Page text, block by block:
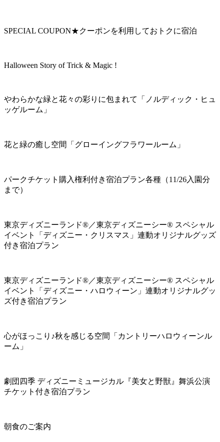
SPECIAL COUPON★クーポンを利用しておトクに宿泊
Halloween Story of Trick & Magic !
やわらかな緑と花々の彩りに包まれて「ノルディック・ヒュ
ッゲルーム」
花と緑の癒し空間「グローイングフラワールーム」
パークチケット購入権利付き宿泊プラン各種（11/26入園分
まで）
東京ディズニーランド®／東京ディズニーシー® スペシャル
イベント「ディズニー・クリスマス」連動オリジナルグッズ
付き宿泊プラン
東京ディズニーランド®／東京ディズニーシー® スペシャル
イベント「ディズニー・ハロウィーン」連動オリジナルグッ
ズ付き宿泊プラン
心がほっこり♪秋を感じる空間「カントリーハロウィーンル
ーム」
劇団四季 ディズニーミュージカル『美女と野獣』舞浜公演
チケット付き宿泊プラン
朝食のご案内